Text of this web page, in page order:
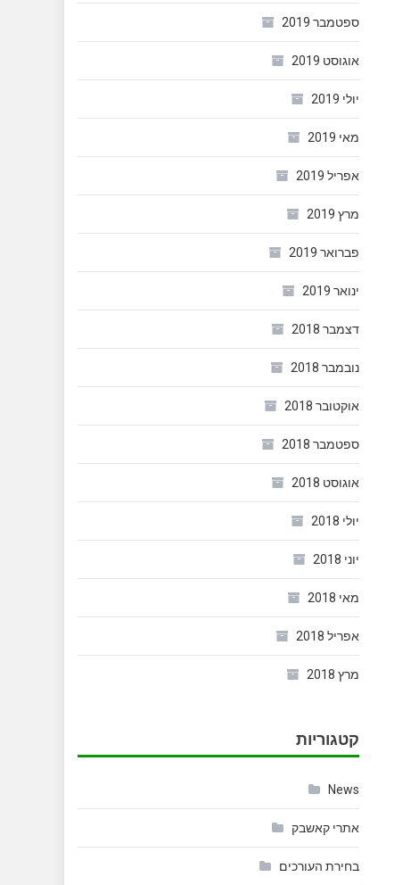
ספטמבר 2019
אוגוסט 2019
יולי 2019
מאי 2019
אפריל 2019
מרץ 2019
פברואר 2019
ינואר 2019
דצמבר 2018
נובמבר 2018
אוקטובר 2018
ספטמבר 2018
אוגוסט 2018
יולי 2018
יוני 2018
מאי 2018
אפריל 2018
מרץ 2018
קטגוריות
News
אתרי קאשבק
בחירת העורכים